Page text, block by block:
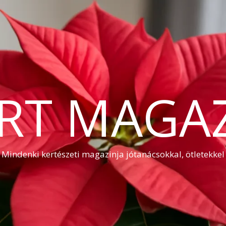
Mindenki kertészeti magazinja jótanácsokkal, ötletekkel